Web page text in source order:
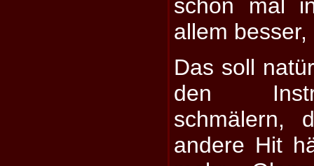
schon mal
allem
Das soll
den
schmälern,
andere Hit